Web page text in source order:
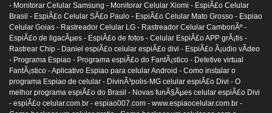
- Monitorar Celular Samsung - Monitorar Celular Xiomi - EspiÃ£o Celular
Brasil - EspiÃ£o Celular SÃ£o Paulo - EspiÃ£o Celular Mato Grosso - Espiao
Celular Goias - Rastreador Celular LG - Rastreador Celular CamboriÃº -
EspiÃ£o de ligacÃµes - EspiÃ£o de fotos - Celular EspiÃ£o APP grÃ¡tis -
Rastrear Chip - Daniel espiÃ£o celular espiÃ£o divi - EspiÃ£o Ã¡udio vÃ­deo
- Programa Espiao - Programa espiÃ£o do FantÃ¡stico - Detetive virtual
FantÃ¡stico -Aplicativo Espiao para celular Android - Como instalar o
programa Espiao de celular - DivinÃ³polis-MG celular espiÃ£o Divi - O
melhor programa espiÃ£o do Brasil - Novas funÃ§Ãµes celular espiÃ£o Divi
- espiÃ£o celular.com.br - espiao007.com - www.espiaocelular.com.br -